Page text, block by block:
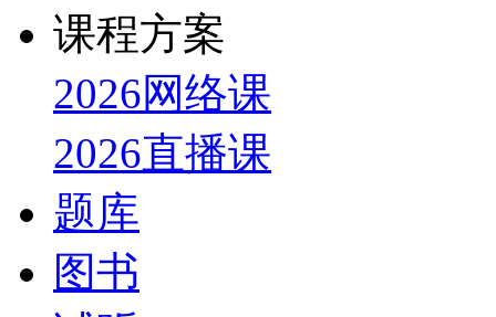
课程方案
2026网络课
2026直播课
题库
图书